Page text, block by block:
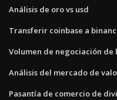
Análisis de oro vs usd
Transferir coinbase a
Volumen de negociación de
Análisis del mercado de
Pasantía de comercio de